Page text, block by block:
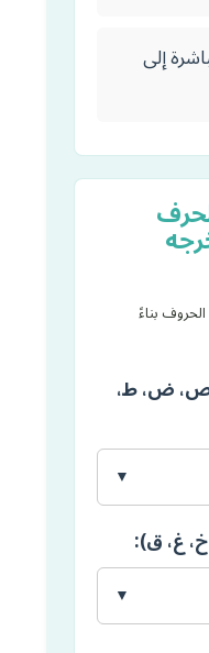
إلى
بناءً
(ص، ض، ط،